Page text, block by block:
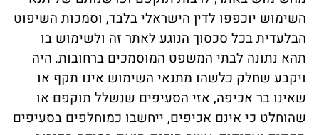
השימוש יוכפפו לדין הישראלי בלבד, וסמכות השיפוט
הבלעדית בכל סכסוך הנוגע לאתר זה ולשימוש בו
תהא נתונה לבתי המשפט המוסמכים ברחובות. היה
ויקבע שחלק כלשהו מתנאי השימוש אינו תקף או
שאינו בר אכיפה, אזי הסעיפים שנשלל תוקפם או
שהוחלט כי אינם אכיפים, ייחשבו כמוחלפים בסעיפים